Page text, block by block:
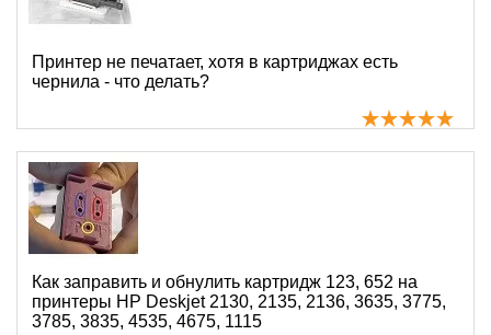
Принтер не печатает, хотя в картриджах есть
чернила - что делать?
Как заправить и обнулить картридж 123, 652 на
принтеры HP Deskjet 2130, 2135, 2136, 3635, 3775,
3785, 3835, 4535, 4675, 1115